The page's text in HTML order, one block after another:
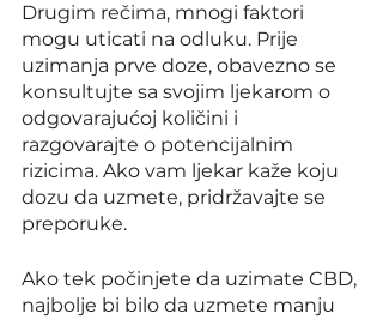
Drugim rečima, mnogi faktori
mogu uticati na odluku. Prije
uzimanja prve doze, obavezno se
konsultujte sa svojim ljekarom o
odgovarajućoj količini i
razgovarajte o potencijalnim
rizicima. Ako vam ljekar kaže koju
dozu da uzmete, pridržavajte se
preporuke.
Ako tek počinjete da uzimate CBD,
najbolje bi bilo da uzmete manju